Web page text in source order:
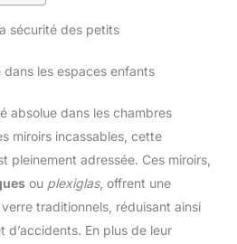
sécurité des petits
les espaces enfants
absolue dans les chambres
miroirs incassables, cette
pleinement adressée. Ces miroirs,
ou plexiglas, offrent une
traditionnels, réduisant ainsi
d’accidents. En plus de leur